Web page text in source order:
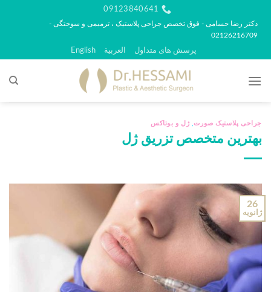
محتوا
09123840641
دکتر رضا حسامی - فوق تخصص جراحی پلاستیک ، ترمیمی و سوختگی -
02126216709
پرسش های متداول العربية English
جراحی پلاستیک صورت,ژل و بوتاکس
بهترین متخصص تزریق ژل
26
ژانویه